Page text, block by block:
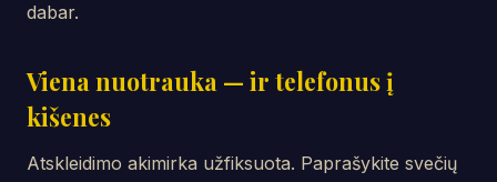
dabar.
Viena nuotrauka — ir telefonus į
kišenes
Atskleidimo akimirka užfiksuota. Paprašykite svečių